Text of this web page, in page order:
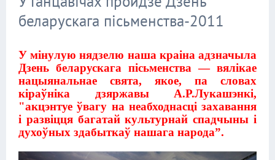
беларускага пісьменства-2011
У мінулую нядзелю наша краіна адзначыла
Дзень беларускага пісьменства — вялікае
нацыянальнае свята, якое, па словах
кіраўніка дзяржавы А.Р.Лукашэнкі,
"акцэнтуе ўвагу на неабходнасці захавання
і развіцця багатай культурнай спадчыны і
духоўных здабыткаў нашага народа”.